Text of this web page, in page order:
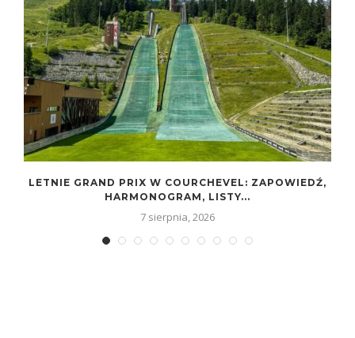
LETNIE GRAND PRIX W COURCHEVEL: ZAPOWIEDŹ,
HARMONOGRAM, LISTY...
7 sierpnia, 2026